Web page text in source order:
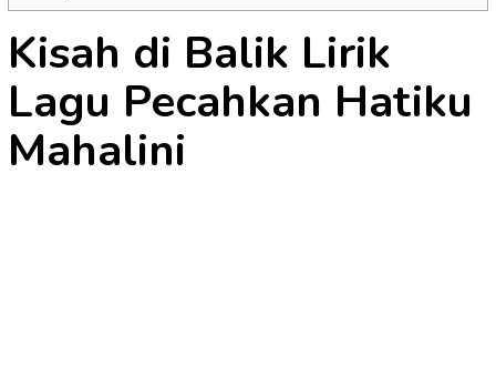
Kisah di Balik Lirik
Lagu Pecahkan Hatiku
Mahalini